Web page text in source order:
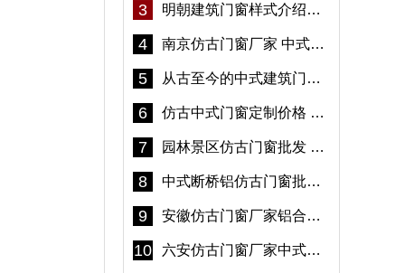
3 明朝建筑门窗样式介绍——冠墅阳光
4 南京仿古门窗厂家 中式仿古门窗定制 节能防水
5 从古至今的中式建筑门窗到底有多美「冠墅阳光」
6 仿古中式门窗定制价格 铝合金仿古门窗报价
7 园林景区仿古门窗批发 铝合金仿古门窗采购-冠墅阳光
8 中式断桥铝仿古门窗批发 冠墅阳光仿古门窗 6000平米实体工厂
9 安徽仿古门窗厂家铝合金仿古门窗批发 免费设计出货快
10 六安仿古门窗厂家中式仿古门窗制作 6000平米源头厂家